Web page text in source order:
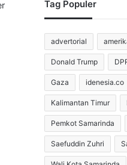
Tag Populer
advertorial
Donald Trump
Gaza idenesia.co
Kalimantan Timur
Pemkot Samarinda
Saefuddin Zuhri